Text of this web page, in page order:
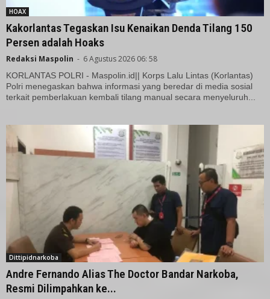
HOAX
Kakorlantas Tegaskan Isu Kenaikan Denda Tilang 150
Persen adalah Hoaks
Redaksi Maspolin - 6 Agustus 2026 06: 58
KORLANTAS POLRI - Maspolin.id|| Korps Lalu Lintas (Korlantas)
Polri menegaskan bahwa informasi yang beredar di media sosial
terkait pemberlakuan kembali tilang manual secara menyeluruh...
Dittipidnarkoba
Andre Fernando Alias The Doctor Bandar Narkoba,
Resmi Dilimpahkan ke...